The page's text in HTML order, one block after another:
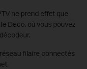
ne prend effet que
Deco, où vous pouvez
filaire connectés